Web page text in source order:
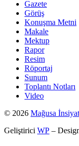
Gazete
Görüş
Konuşma Metni
Makale
Mektup
Rapor
Resim
Röportaj
Sunum
Toplantı Notları
Video
© 2026 Mağusa
Geliştirici WP –